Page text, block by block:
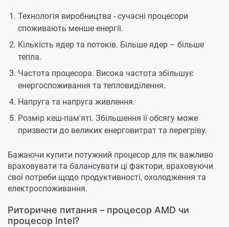
Технологія виробництва - сучасні процесори
споживають менше енергії.
Кількість ядер та потоків. Більше ядер – більше
тепла.
Частота процесора. Висока частота збільшує
енергоспоживання та тепловиділення.
Напруга та напруга живлення.
Розмір кеш-пам'яті. Збільшення її обсягу може
призвести до великих енерговитрат та перегріву.
Бажаючи купити потужний процесор для пк важливо
враховувати та балансувати ці фактори, враховуючи
свої потреби щодо продуктивності, охолодження та
електроспоживання.
Риторичне питання – процесор AMD чи
процесор Intel?